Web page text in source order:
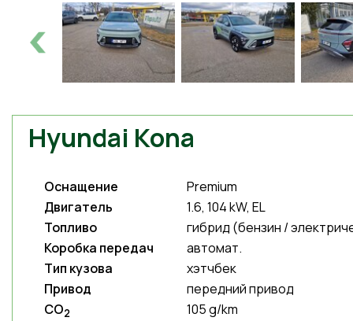
Hyundai Kona
Оснащение
Premium
Двигатель
1.6, 104 kW, EL
Топливо
гибрид (бензин /
Коробка передач
автомат.
Тип кузова
хэтчбек
Привод
передний привод
CO2
105 g/km